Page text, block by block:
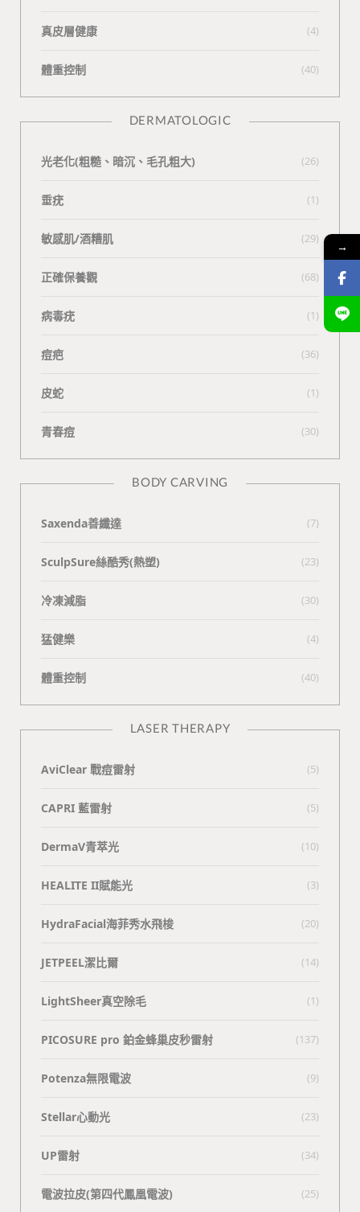
真皮層健康 (4)
體重控制 (40)
DERMATOLOGIC
光老化(粗糙、暗沉、毛孔粗大) (26)
垂疣 (1)
敏感肌/酒糟肌 (29)
正確保養觀 (68)
病毒疣 (1)
痘疤 (36)
皮蛇 (1)
青春痘 (30)
BODY CARVING
Saxenda善纖達 (7)
SculpSure絲酷秀(熱塑) (23)
冷凍減脂 (30)
猛健樂 (4)
體重控制 (40)
LASER THERAPY
AviClear 戰痘雷射 (5)
CAPRI 藍雷射 (5)
DermaV青萃光 (10)
HEALITE II賦能光 (3)
HydraFacial海菲秀水飛梭 (20)
JETPEEL潔比爾 (14)
LightSheer真空除毛 (1)
PICOSURE pro 鉑金蜂巢皮秒雷射 (137)
Potenza無限電波 (9)
Stellar心動光 (23)
UP雷射 (34)
電波拉皮(第四代鳳凰電波) (25)
→